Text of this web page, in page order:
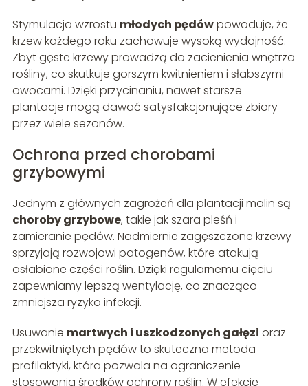
Stymulacja wzrostu młodych pędówpowoduje, że
krzew każdego roku zachowuje wysoką wydajność.
Zbyt gęste krzewy prowadzą do zacienienia wnętrza
rośliny, co skutkuje gorszym kwitnieniem i słabszymi
owocami. Dzięki przycinaniu, nawet starsze
plantacje mogą dawać satysfakcjonujące zbiory
przez wiele sezonów.
Ochrona przed chorobami
grzybowymi
Jednym z głównych zagrożeń dla plantacji malin są
choroby grzybowe, takie jak szara pleśń i
zamieranie pędów. Nadmiernie zagęszczone krzewy
sprzyjają rozwojowi patogenów, które atakują
osłabione części roślin. Dzięki regularnemu cięciu
zapewniamy lepszą wentylację, co znacząco
zmniejsza ryzyko infekcji.
Usuwanie martwych i uszkodzonych gałęzi oraz
przekwitniętych pędów to skuteczna metoda
profilaktyki, która pozwala na ograniczenie
stosowania środków ochrony roślin. W efekcie